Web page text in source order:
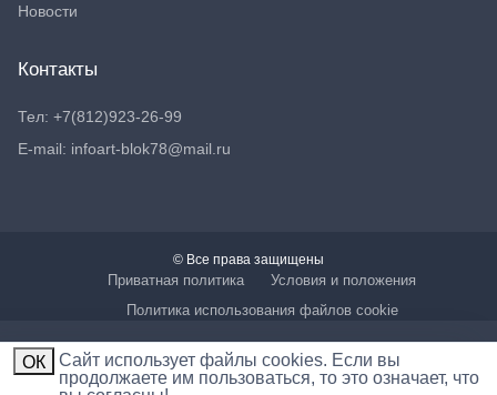
Новости
Контакты
Тел: +7(812)923-26-99
E-mail: infoart-blok78@mail.ru
© Все права защищены
Приватная политика
Условия и положения
Политика использования файлов cookie
ОК
Cайт использует файлы cookies. Если вы
продолжаете им пользоваться, то это означает, что